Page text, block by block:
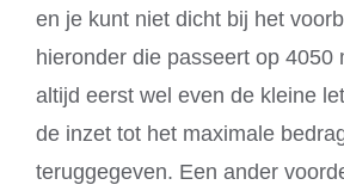
en je kunt niet dicht bij het
hieronder die passeert op 4050
altijd eerst wel even de kleine
de inzet tot het maximale
teruggegeven. Een ander